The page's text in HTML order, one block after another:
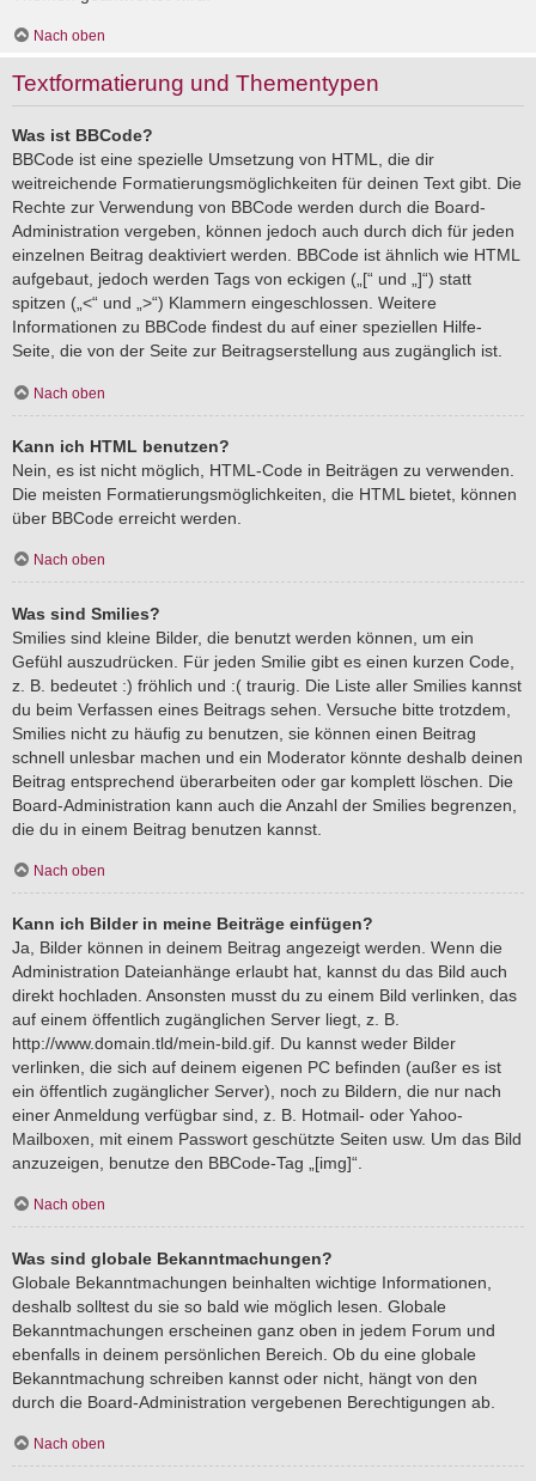
Nach oben
Textformatierung und Thementypen
Was ist BBCode?
BBCode ist eine spezielle Umsetzung von HTML, die dir
weitreichende Formatierungsmöglichkeiten für deinen Text gibt. Die
Rechte zur Verwendung von BBCode werden durch die Board-
Administration vergeben, können jedoch auch durch dich für jeden
einzelnen Beitrag deaktiviert werden. BBCode ist ähnlich wie HTML
aufgebaut, jedoch werden Tags von eckigen („[“ und „]“) statt
spitzen („<“ und „>“) Klammern eingeschlossen. Weitere
Informationen zu BBCode findest du auf einer speziellen Hilfe-
Seite, die von der Seite zur Beitragserstellung aus zugänglich ist.
Nach oben
Kann ich HTML benutzen?
Nein, es ist nicht möglich, HTML-Code in Beiträgen zu verwenden.
Die meisten Formatierungsmöglichkeiten, die HTML bietet, können
über BBCode erreicht werden.
Nach oben
Was sind Smilies?
Smilies sind kleine Bilder, die benutzt werden können, um ein
Gefühl auszudrücken. Für jeden Smilie gibt es einen kurzen Code,
z. B. bedeutet :) fröhlich und :( traurig. Die Liste aller Smilies kannst
du beim Verfassen eines Beitrags sehen. Versuche bitte trotzdem,
Smilies nicht zu häufig zu benutzen, sie können einen Beitrag
schnell unlesbar machen und ein Moderator könnte deshalb deinen
Beitrag entsprechend überarbeiten oder gar komplett löschen. Die
Board-Administration kann auch die Anzahl der Smilies begrenzen,
die du in einem Beitrag benutzen kannst.
Nach oben
Kann ich Bilder in meine Beiträge einfügen?
Ja, Bilder können in deinem Beitrag angezeigt werden. Wenn die
Administration Dateianhänge erlaubt hat, kannst du das Bild auch
direkt hochladen. Ansonsten musst du zu einem Bild verlinken, das
auf einem öffentlich zugänglichen Server liegt, z. B.
http://www.domain.tld/mein-bild.gif. Du kannst weder Bilder
verlinken, die sich auf deinem eigenen PC befinden (außer es ist
ein öffentlich zugänglicher Server), noch zu Bildern, die nur nach
einer Anmeldung verfügbar sind, z. B. Hotmail- oder Yahoo-
Mailboxen, mit einem Passwort geschützte Seiten usw. Um das Bild
anzuzeigen, benutze den BBCode-Tag „[img]“.
Nach oben
Was sind globale Bekanntmachungen?
Globale Bekanntmachungen beinhalten wichtige Informationen,
deshalb solltest du sie so bald wie möglich lesen. Globale
Bekanntmachungen erscheinen ganz oben in jedem Forum und
ebenfalls in deinem persönlichen Bereich. Ob du eine globale
Bekanntmachung schreiben kannst oder nicht, hängt von den
durch die Board-Administration vergebenen Berechtigungen ab.
Nach oben